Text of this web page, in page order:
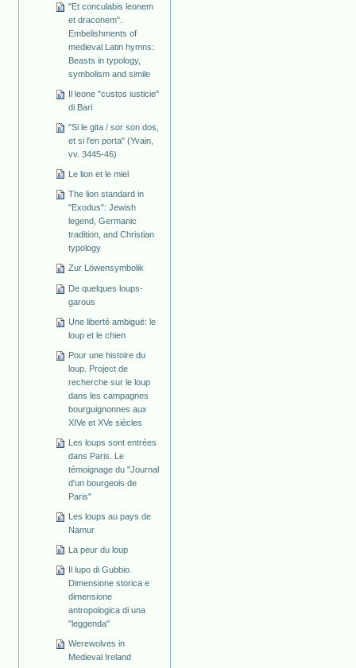
"Et conculabis leonem
et draconem".
Embelishments of
medieval Latin hymns:
Beasts in typology,
symbolism and simile
Il leone "custos iusticie"
di Bari
"Si le gita / sor son dos,
et si l'en porta" (Yvain,
vv. 3445-46)
Le lion et le miel
The lion standard in
"Exodus": Jewish
legend, Germanic
tradition, and Christian
typology
Zur Löwensymbolik
De quelques loups-
garous
Une liberté ambiguë: le
loup et le chien
Pour une histoire du
loup. Project de
recherche sur le loup
dans les campagnes
bourguignonnes aux
XIVe et XVe siècles
Les loups sont entrées
dans Paris. Le
témoignage du "Journal
d'un bourgeois de
Paris"
Les loups au pays de
Namur
La peur du loup
Il lupo di Gubbio.
Dimensione storica e
dimensione
antropologica di una
"leggenda"
Werewolves in
Medieval Ireland